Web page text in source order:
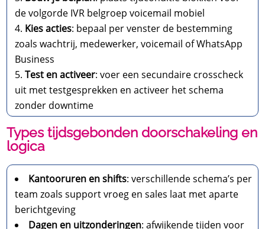
de volgorde IVR belgroep voicemail mobiel
Kies acties: bepaal per venster de bestemming
zoals wachtrij, medewerker, voicemail of WhatsApp
Business
Test en activeer: voer een secundaire crosscheck
uit met testgesprekken en activeer het schema
zonder downtime
Types tijdsgebonden doorschakeling en
logica
Kantooruren en shifts: verschillende schema’s per
team zoals support vroeg en sales laat met aparte
berichtgeving
Dagen en uitzonderingen: afwijkende tijden voor